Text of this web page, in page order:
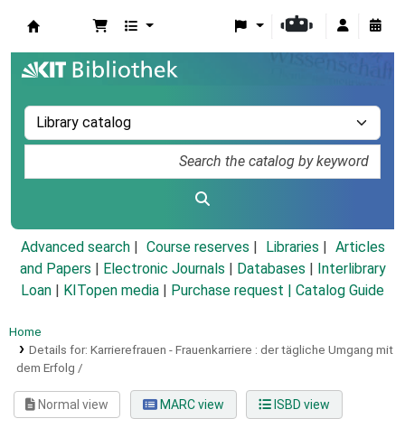
Advanced search Course reserves Libraries
Articles
and Papers
Electronic Journals Databases
Interlibrary
Loan
KITopen media Purchase request | Catalog Guide
Home
Details for: Karrierefrauen - Frauenkarriere : der tägliche Umgang mit
dem Erfolg /
Normal view MARC view ISBD view